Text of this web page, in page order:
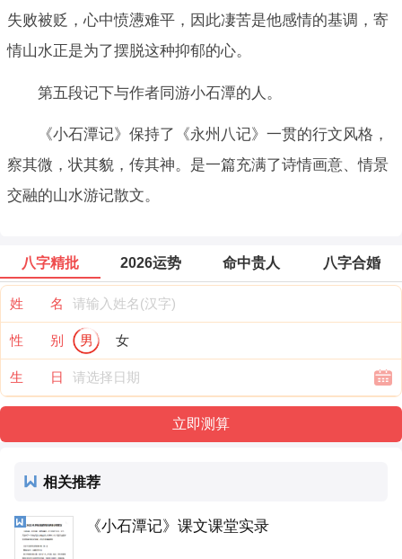
失败被贬，心中愤懑难平，因此凄苦是他感情的基调，寄
情山水正是为了摆脱这种抑郁的心。
第五段记下与作者同游小石潭的人。
《小石潭记》保持了《永州八记》一贯的行文风格，
察其微，状其貌，传其神。是一篇充满了诗情画意、情景
交融的山水游记散文。
八字精批 2026运势 命中贵人 八字合婚
姓 名
性 别 男 女
生 日
相关推荐
《小石潭记》课文课堂实录